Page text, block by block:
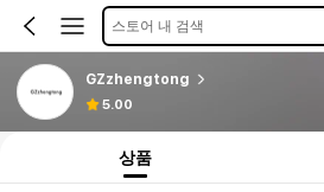
스토어 내 검색
GZzhengtong
5.00
상품